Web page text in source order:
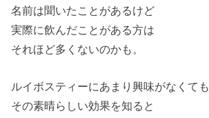
名前は聞いたことがあるけど
実際に飲んだことがある方は
それほど多くないのかも。
ルイボスティーにあまり興味がなくても
その素晴らしい効果を知ると